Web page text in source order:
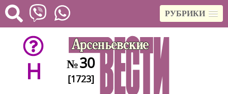
РУБРИКИ
H №30
[1723]